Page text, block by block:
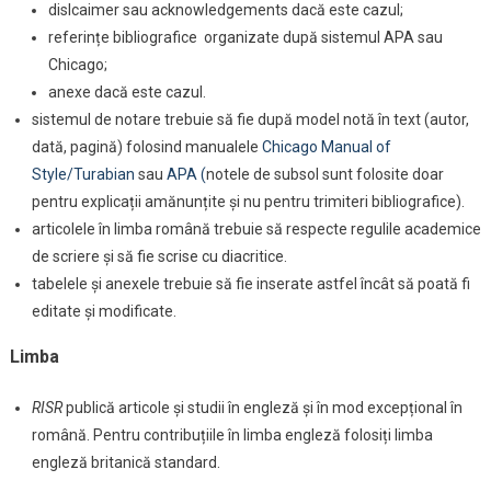
dislcaimer sau acknowledgements dacă este cazul;
referințe bibliografice organizate după sistemul APA sau
Chicago;
anexe dacă este cazul.
sistemul de notare trebuie să fie după model notă în text (autor,
dată, pagină) folosind manualele Chicago Manual of
Style/Turabian sau APA (notele de subsol sunt folosite doar
pentru explicații amănunțite și nu pentru trimiteri bibliografice).
articolele în limba română trebuie să respecte regulile academice
de scriere și să fie scrise cu diacritice.
tabelele și anexele trebuie să fie inserate astfel încât să poată fi
editate și modificate.
Limba
RISRpublică articole și studii în engleză și în mod excepțional în
română. Pentru contribuțiile în limba engleză folosiți limba
engleză britanică standard.